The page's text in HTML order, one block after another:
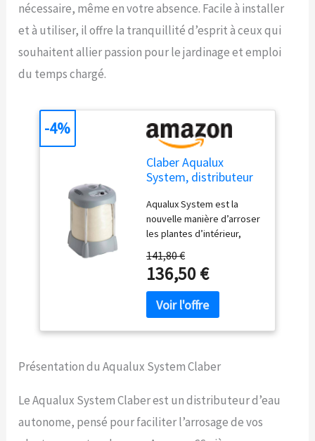
nécessaire, même en votre absence. Facile à installer
et à utiliser, il offre la tranquillité d’esprit à ceux qui
souhaitent allier passion pour le jardinage et emploi
du temps chargé.
Claber Aqualux
System, distributeur
l'arrosage
Aqualux System est la
nouvelle manière d’arroser
les plantes d’intérieur,
sommes au travail ou en
vacances. Adapté aussi
bien pour les plantes
d’intérieur que pour les
terrasses et balcons. Le
système peut être
électrique moyennant
prise USB inclus, ou bien
AA 1.2V NiMH de minimum
141,80 €
136,50 €
-4%
Présentation du Aqualux System Claber
Le Aqualux System Claber est un distributeur d’eau
autonome, pensé pour faciliter l’arrosage de vos